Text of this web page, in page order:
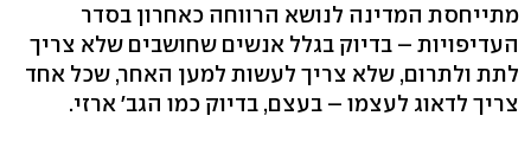
מתייחסת המדינה לנושא הרווחה כאחרון בסדר
העדיפויות – בדיוק בגלל אנשים שחושבים שלא צריך
לתת ולתרום, שלא צריך לעשות למען האחר, שכל אחד
צריך לדאוג לעצמו – בעצם, בדיוק כמו הגב' ארזי.